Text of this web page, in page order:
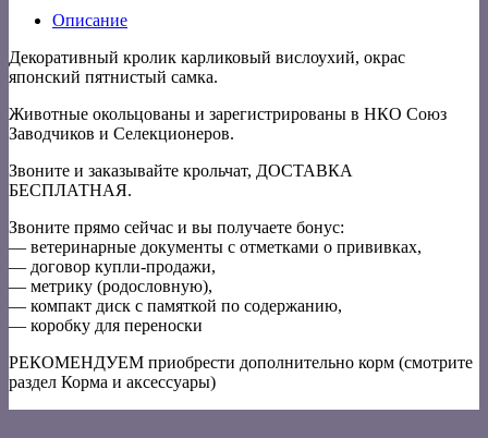
Описание
Декоративный кролик карликовый вислоухий, окрас
японский пятнистый самка.
Животные окольцованы и зарегистрированы в НКО Союз
Заводчиков и Селекционеров.
Звоните и заказывайте крольчат, ДОСТАВКА
БЕСПЛАТНАЯ.
Звоните прямо сейчас и вы получаете бонус:
— ветеринарные документы с отметками о прививках,
— договор купли-продажи,
— метрику (родословную),
— компакт диск с памяткой по содержанию,
— коробку для переноски
РЕКОМЕНДУЕМ приобрести дополнительно корм (смотрите
раздел Корма и аксессуары)